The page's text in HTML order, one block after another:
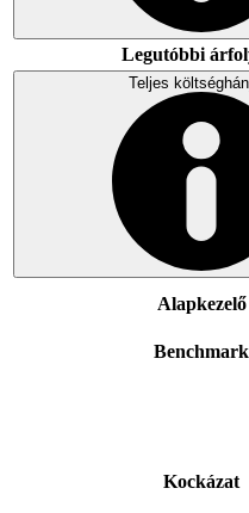
Legutóbbi
Teljes
Alapkezelő
Benchmark
Kockázat